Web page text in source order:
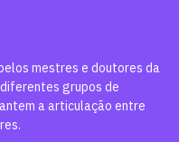
mestres e doutores da
grupos de
a articulação entre